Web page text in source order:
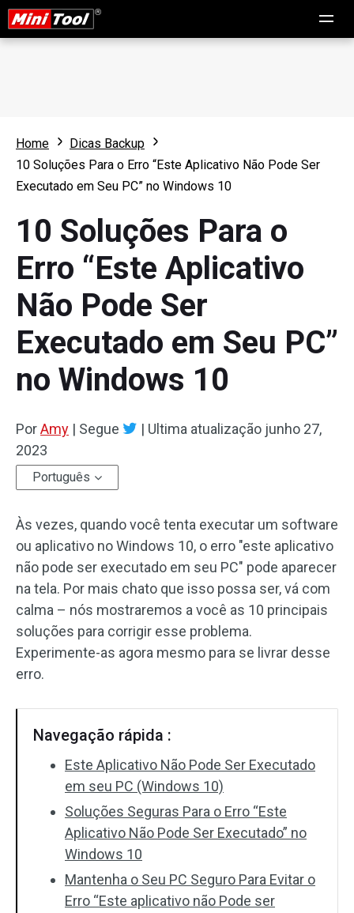
Home
Dicas Backup
10 Soluções Para o Erro “Este Aplicativo Não Pode Ser
Executado em Seu PC” no Windows 10
10 Soluções Para o
Erro “Este Aplicativo
Não Pode Ser
Executado em Seu PC”
no Windows 10
PorAmy | Segue | Ultima atualização junho 27,
2023
Português
Às vezes, quando você tenta executar um software
ou aplicativo no Windows 10, o erro "este aplicativo
não pode ser executado em seu PC" pode aparecer
na tela. Por mais chato que isso possa ser, vá com
calma – nós mostraremos a você as 10 principais
soluções para corrigir esse problema.
Experimente-as agora mesmo para se livrar desse
erro.
Navegação rápida :
Este Aplicativo Não Pode Ser Executado
em seu PC (Windows 10)
Soluções Seguras Para o Erro “Este
Aplicativo Não Pode Ser Executado” no
Windows 10
Mantenha o Seu PC Seguro Para Evitar o
Erro “Este aplicativo não Pode ser